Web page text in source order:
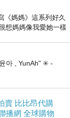
人強。
素，一個是甚
休後應該準備
自己對話，因
？如果想清楚
道自己的下一
的人生而不是
《媽媽》這系列好久
想媽媽像我愛她一樣
아 , YunAh" ✳️ -
賣 比比昂代購
播網 全球購物